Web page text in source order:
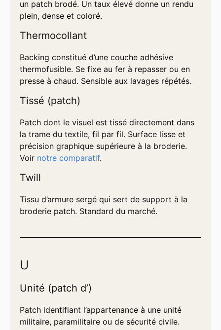
un patch brodé. Un taux élevé donne un rendu
plein, dense et coloré.
Thermocollant
Backing constitué d’une couche adhésive
thermofusible. Se fixe au fer à repasser ou en
presse à chaud. Sensible aux lavages répétés.
Tissé (patch)
Patch dont le visuel est tissé directement dans
la trame du textile, fil par fil. Surface lisse et
précision graphique supérieure à la broderie.
Voir notre comparatif.
Twill
Tissu d’armure sergé qui sert de support à la
broderie patch. Standard du marché.
U
Unité (patch d’)
Patch identifiant l’appartenance à une unité
militaire, paramilitaire ou de sécurité civile.